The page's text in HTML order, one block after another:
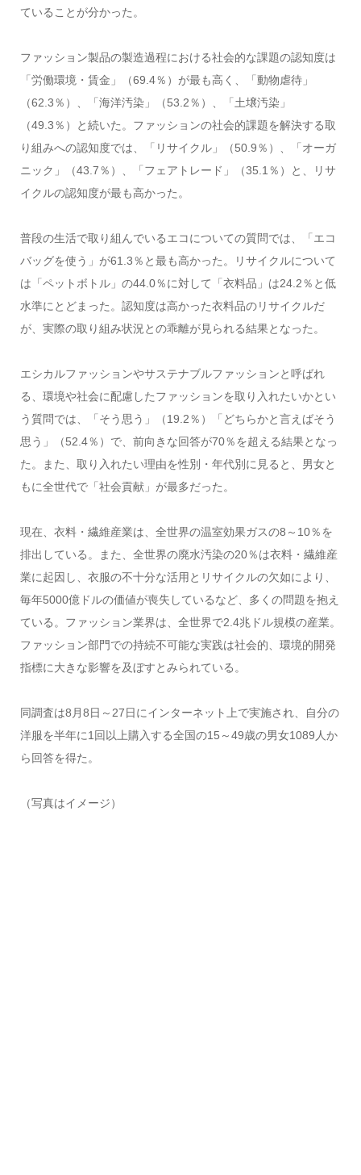
ていることが分かった。
ファッション製品の製造過程における社会的な課題の認知度は
「労働環境・賃金」（69.4％）が最も高く、「動物虐待」
（62.3％）、「海洋汚染」（53.2％）、「土壌汚染」
（49.3％）と続いた。ファッションの社会的課題を解決する取
り組みへの認知度では、「リサイクル」（50.9％）、「オーガ
ニック」（43.7％）、「フェアトレード」（35.1％）と、リサ
イクルの認知度が最も高かった。
普段の生活で取り組んでいるエコについての質問では、「エコ
バッグを使う」が61.3％と最も高かった。リサイクルについて
は「ペットボトル」の44.0％に対して「衣料品」は24.2％と低
水準にとどまった。認知度は高かった衣料品のリサイクルだ
が、実際の取り組み状況との乖離が見られる結果となった。
エシカルファッションやサステナブルファッションと呼ばれ
る、環境や社会に配慮したファッションを取り入れたいかとい
う質問では、「そう思う」（19.2％）「どちらかと言えばそう
思う」（52.4％）で、前向きな回答が70％を超える結果となっ
た。また、取り入れたい理由を性別・年代別に見ると、男女と
もに全世代で「社会貢献」が最多だった。
現在、衣料・繊維産業は、全世界の温室効果ガスの8～10％を
排出している。また、全世界の廃水汚染の20％は衣料・繊維産
業に起因し、衣服の不十分な活用とリサイクルの欠如により、
毎年5000億ドルの価値が喪失しているなど、多くの問題を抱え
ている。ファッション業界は、全世界で2.4兆ドル規模の産業。
ファッション部門での持続不可能な実践は社会的、環境的開発
指標に大きな影響を及ぼすとみられている。
同調査は8月8日～27日にインターネット上で実施され、自分の
洋服を半年に1回以上購入する全国の15～49歳の男女1089人か
ら回答を得た。
（写真はイメージ）